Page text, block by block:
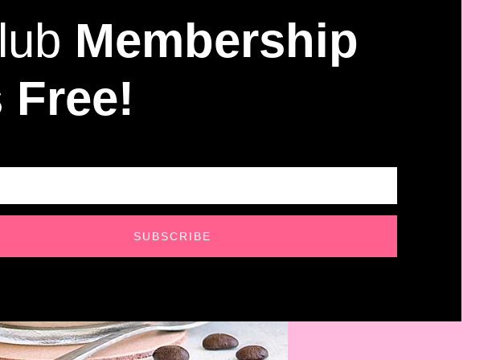
Membership
Free!
SUBSCRIBE